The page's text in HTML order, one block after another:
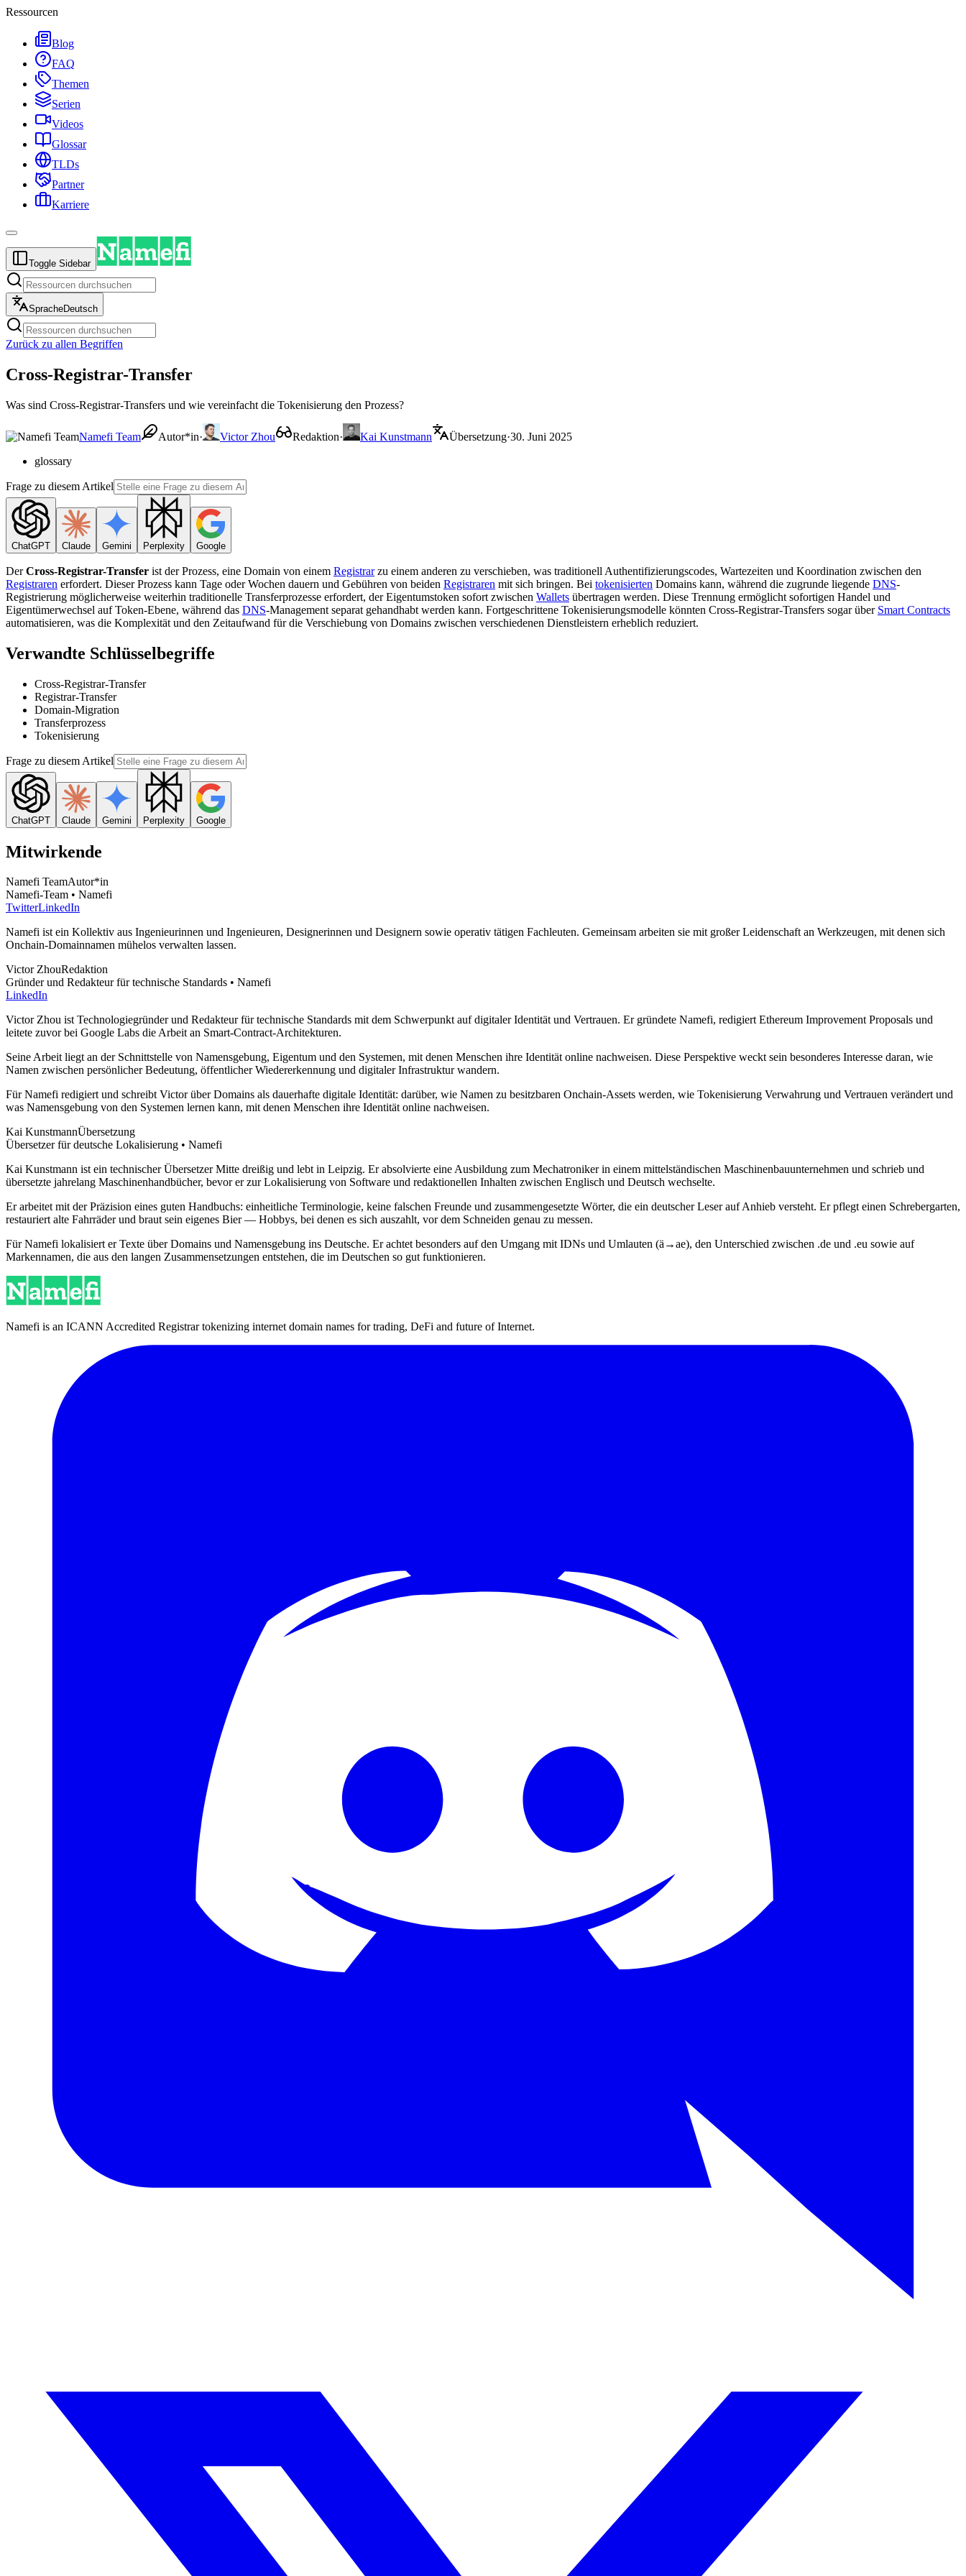
Ressourcen
Blog
FAQ
Themen
Serien
Videos
Glossar
TLDs
Partner
Karriere
Toggle Sidebar
SpracheDeutsch
Zurück zu allen Begriffen
Cross-Registrar-Transfer
Was sind Cross-Registrar-Transfers und wie vereinfacht die Tokenisierung den Prozess?
Namefi Team Autor*in· Victor Zhou Redaktion· Kai Kunstmann Übersetzung·30. Juni 2025
glossary
Frage zu diesem Artikel
ChatGPT Claude Gemini Perplexity Google
DerCross-Registrar-Transfer ist der Prozess, eine Domain von einem Registrarzu einem anderen zu verschieben, was traditionell Authentifizierungscodes, Wartezeiten und Koordination zwischen den
Registraren erfordert. Dieser Prozess kann Tage oder Wochen dauern und Gebühren von beiden Registraren mit sich bringen. Bei tokenisierten Domains kann, während die zugrunde liegende DNS-
Registrierung möglicherweise weiterhin traditionelle Transferprozesse erfordert, der Eigentumstoken sofort zwischen Wallets übertragen werden. Diese Trennung ermöglicht sofortigen Handel und
Eigentümerwechsel auf Token-Ebene, während das DNS-Management separat gehandhabt werden kann. Fortgeschrittene Tokenisierungsmodelle könnten Cross-Registrar-Transfers sogar über Smart Contracts
automatisieren, was die Komplexität und den Zeitaufwand für die Verschiebung von Domains zwischen verschiedenen Dienstleistern erheblich reduziert.
Verwandte Schlüsselbegriffe
Cross-Registrar-Transfer
Registrar-Transfer
Domain-Migration
Transferprozess
Tokenisierung
Frage zu diesem Artikel
ChatGPT Claude Gemini Perplexity Google
Mitwirkende
Namefi TeamAutor*in
Namefi-Team • Namefi
TwitterLinkedIn
Namefi ist ein Kollektiv aus Ingenieurinnen und Ingenieuren, Designerinnen und Designern sowie operativ tätigen Fachleuten. Gemeinsam arbeiten sie mit großer Leidenschaft an Werkzeugen, mit denen sich
Onchain-Domainnamen mühelos verwalten lassen.
Victor ZhouRedaktion
Gründer und Redakteur für technische Standards • Namefi
LinkedIn
Victor Zhou ist Technologiegründer und Redakteur für technische Standards mit dem Schwerpunkt auf digitaler Identität und Vertrauen. Er gründete Namefi, redigiert Ethereum Improvement Proposals und
leitete zuvor bei Google Labs die Arbeit an Smart-Contract-Architekturen.
Seine Arbeit liegt an der Schnittstelle von Namensgebung, Eigentum und den Systemen, mit denen Menschen ihre Identität online nachweisen. Diese Perspektive weckt sein besonderes Interesse daran, wie
Namen zwischen persönlicher Bedeutung, öffentlicher Wiedererkennung und digitaler Infrastruktur wandern.
Für Namefi redigiert und schreibt Victor über Domains als dauerhafte digitale Identität: darüber, wie Namen zu besitzbaren Onchain-Assets werden, wie Tokenisierung Verwahrung und Vertrauen verändert und
was Namensgebung von den Systemen lernen kann, mit denen Menschen ihre Identität online nachweisen.
Kai KunstmannÜbersetzung
Übersetzer für deutsche Lokalisierung • Namefi
Kai Kunstmann ist ein technischer Übersetzer Mitte dreißig und lebt in Leipzig. Er absolvierte eine Ausbildung zum Mechatroniker in einem mittelständischen Maschinenbauunternehmen und schrieb und
übersetzte jahrelang Maschinenhandbücher, bevor er zur Lokalisierung von Software und redaktionellen Inhalten zwischen Englisch und Deutsch wechselte.
Er arbeitet mit der Präzision eines guten Handbuchs: einheitliche Terminologie, keine falschen Freunde und zusammengesetzte Wörter, die ein deutscher Leser auf Anhieb versteht. Er pflegt einen Schrebergarten,
restauriert alte Fahrräder und braut sein eigenes Bier — Hobbys, bei denen es sich auszahlt, vor dem Schneiden genau zu messen.
Für Namefi lokalisiert er Texte über Domains und Namensgebung ins Deutsche. Er achtet besonders auf den Umgang mit IDNs und Umlauten (ä→ae), den Unterschied zwischen .de und .eu sowie auf
Markennamen, die aus den langen Zusammensetzungen entstehen, die im Deutschen so gut funktionieren.
Namefi is an ICANN Accredited Registrar tokenizing internet domain names for trading, DeFi and future of Internet.